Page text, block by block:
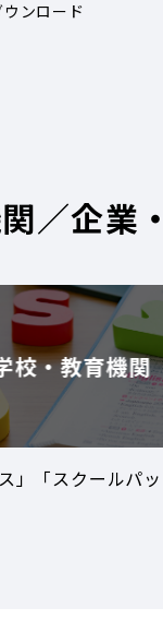
ンロード
／企業
校・教育機関
」「スクールパ